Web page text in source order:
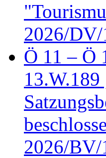
2026/DV/
Ö 11 – Ö
2026/